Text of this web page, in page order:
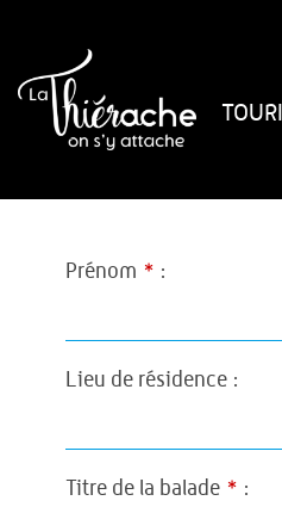
Accueil > Partage
Prénom * :
Lieu de résidence :
Titre de la balade * :